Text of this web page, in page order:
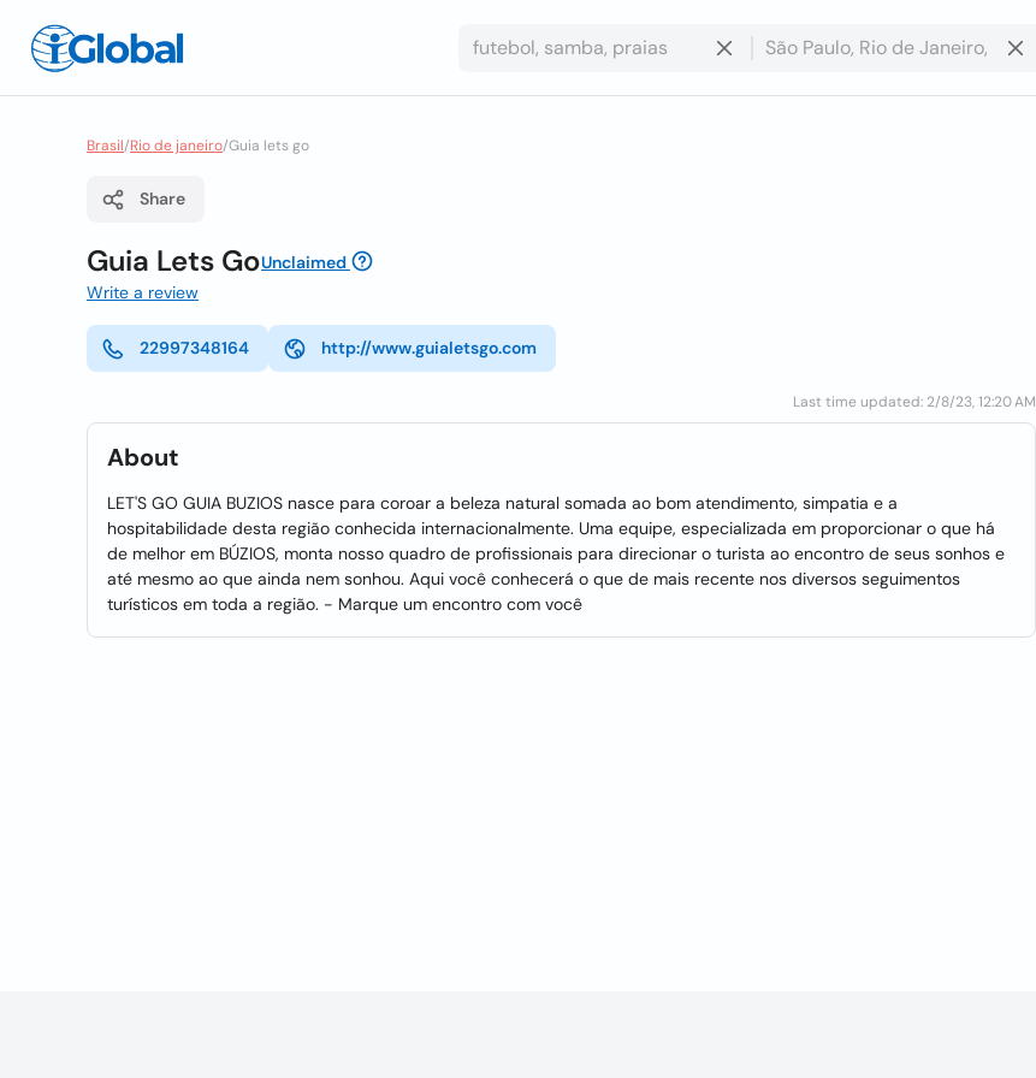
Brasil/Rio de janeiro/Guia lets go
Share
Guia Lets GoUnclaimed
Write a review
22997348164 http://www.guialetsgo.com
Last time updated: 2/8/23, 12:20 AM
About
LET'S GO GUIA BUZIOS nasce para coroar a beleza natural somada ao bom atendimento, simpatia e a
hospitabilidade desta região conhecida internacionalmente. Uma equipe, especializada em proporcionar o que há
de melhor em BÚZIOS, monta nosso quadro de profissionais para direcionar o turista ao encontro de seus sonhos e
até mesmo ao que ainda nem sonhou. Aqui você conhecerá o que de mais recente nos diversos seguimentos
turísticos em toda a região. - Marque um encontro com você